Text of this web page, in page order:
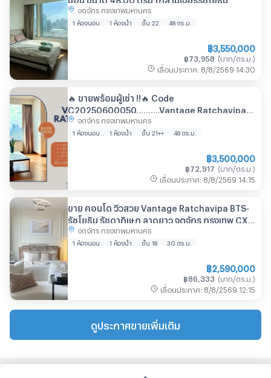
จตุจักร กรุงเทพมหานคร
1 ห้องนอน 1 ห้องน้ำ ชั้น 22 48 ตร.ม.
฿3,550,000
฿ 73,958 (บาท/ตร.ม. )
เลื่อนประกาศ : 8/8/2569 14:30
🔥 ขายพร้อมผู้เช่า !!🔥 Code
C20250600050..........Vantage Ratchavipa, 1
ห้องนอน, 1 ห้องน้ำ, ชั้นสูง 21++, แต่งครบ, ขายขาด
ทุน!!📣📣
จตุจักร กรุงเทพมหานคร
1 ห้องนอน 1 ห้องน้ำ ชั้น 21++ 48 ตร.ม.
฿3,500,000
฿ 72,917 (บาท/ตร.ม. )
เลื่อนประกาศ : 8/8/2569 14:15
ขาย คอนโด วิวสวย Vantage Ratchavipa BTS-
รัชโยธิน รัชดาภิเษก ลาดยาว จตุจักร กรุงเทพ CX-
01248 ✅ ทักไลน์ @connexproperty ตอบทันที
ทีมงานมืออาชีพ ✅
จตุจักร กรุงเทพมหานคร
1 ห้องนอน 1 ห้องน้ำ ชั้น 18 30 ตร.ม.
฿2,590,000
฿86,333 (บาท/ตร.ม. )
เลื่อนประกาศ : 8/8/2569 12:15
ดูประกาศขายเพิ่มเติม